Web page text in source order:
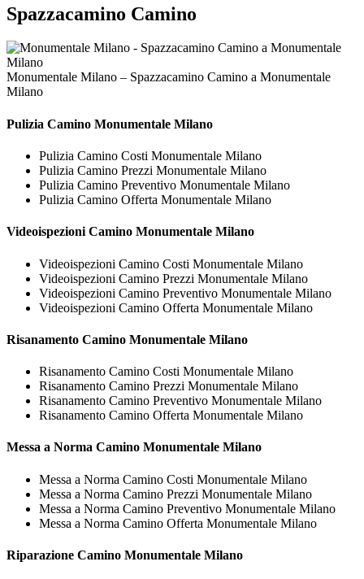
Spazzacamino Camino
Monumentale Milano – Spazzacamino Camino a Monumentale
Milano
Pulizia Camino Monumentale Milano
Pulizia Camino Costi Monumentale Milano
Pulizia Camino Prezzi Monumentale Milano
Pulizia Camino Preventivo Monumentale Milano
Pulizia Camino Offerta Monumentale Milano
Videoispezioni Camino Monumentale Milano
Videoispezioni Camino Costi Monumentale Milano
Videoispezioni Camino Prezzi Monumentale Milano
Videoispezioni Camino Preventivo Monumentale Milano
Videoispezioni Camino Offerta Monumentale Milano
Risanamento Camino Monumentale Milano
Risanamento Camino Costi Monumentale Milano
Risanamento Camino Prezzi Monumentale Milano
Risanamento Camino Preventivo Monumentale Milano
Risanamento Camino Offerta Monumentale Milano
Messa a Norma Camino Monumentale Milano
Messa a Norma Camino Costi Monumentale Milano
Messa a Norma Camino Prezzi Monumentale Milano
Messa a Norma Camino Preventivo Monumentale Milano
Messa a Norma Camino Offerta Monumentale Milano
Riparazione Camino Monumentale Milano